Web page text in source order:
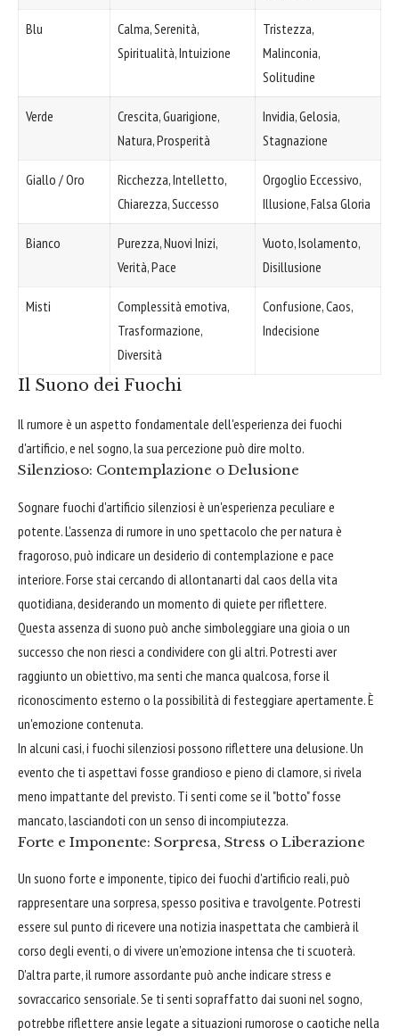
Blu
Calma, Serenità,
Spiritualità, Intuizione
Tristezza,
Malinconia,
Solitudine
Verde
Crescita, Guarigione,
Natura, Prosperità
Invidia, Gelosia,
Stagnazione
Giallo / Oro
Ricchezza, Intelletto,
Chiarezza, Successo
Orgoglio Eccessivo,
Illusione, Falsa Gloria
Bianco
Purezza, Nuovi Inizi,
Verità, Pace
Vuoto, Isolamento,
Disillusione
Misti
Complessità emotiva,
Trasformazione,
Diversità
Confusione, Caos,
Indecisione
Il Suono dei Fuochi
Il rumore è un aspetto fondamentale dell'esperienza dei fuochi
d'artificio, e nel sogno, la sua percezione può dire molto.
Silenzioso: Contemplazione o Delusione
Sognare fuochi d'artificio silenziosi è un'esperienza peculiare e
potente. L'assenza di rumore in uno spettacolo che per natura è
fragoroso, può indicare un desiderio di contemplazione e pace
interiore. Forse stai cercando di allontanarti dal caos della vita
quotidiana, desiderando un momento di quiete per riflettere.
Questa assenza di suono può anche simboleggiare una gioia o un
successo che non riesci a condividere con gli altri. Potresti aver
raggiunto un obiettivo, ma senti che manca qualcosa, forse il
riconoscimento esterno o la possibilità di festeggiare apertamente. È
un'emozione contenuta.
In alcuni casi, i fuochi silenziosi possono riflettere una delusione. Un
evento che ti aspettavi fosse grandioso e pieno di clamore, si rivela
meno impattante del previsto. Ti senti come se il "botto" fosse
mancato, lasciandoti con un senso di incompiutezza.
Forte e Imponente: Sorpresa, Stress o Liberazione
Un suono forte e imponente, tipico dei fuochi d'artificio reali, può
rappresentare una sorpresa, spesso positiva e travolgente. Potresti
essere sul punto di ricevere una notizia inaspettata che cambierà il
corso degli eventi, o di vivere un'emozione intensa che ti scuoterà.
D'altra parte, il rumore assordante può anche indicare stress e
sovraccarico sensoriale. Se ti senti sopraffatto dai suoni nel sogno,
potrebbe riflettere ansie legate a situazioni rumorose o caotiche nella